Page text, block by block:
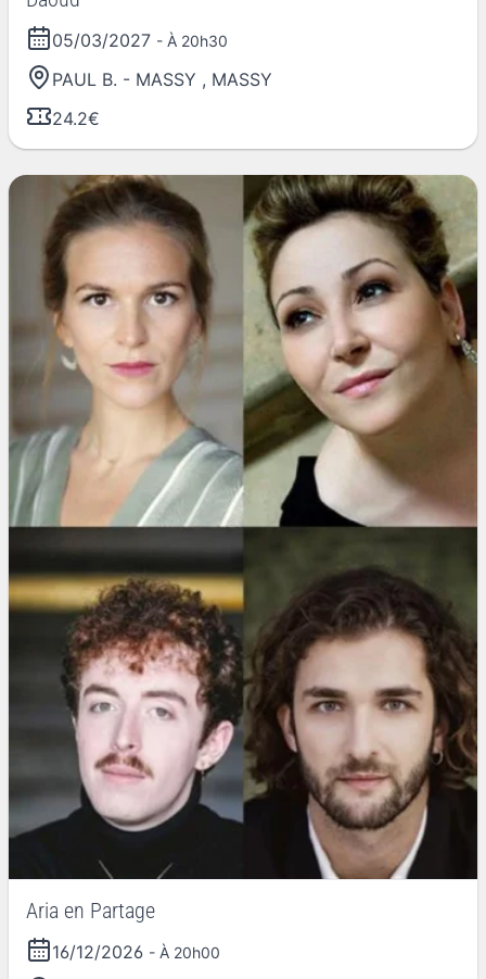
05/03/2027 - À 20h30
PAUL B. - MASSY , MASSY
24.2€
Aria en Partage
16/12/2026 - À 20h00